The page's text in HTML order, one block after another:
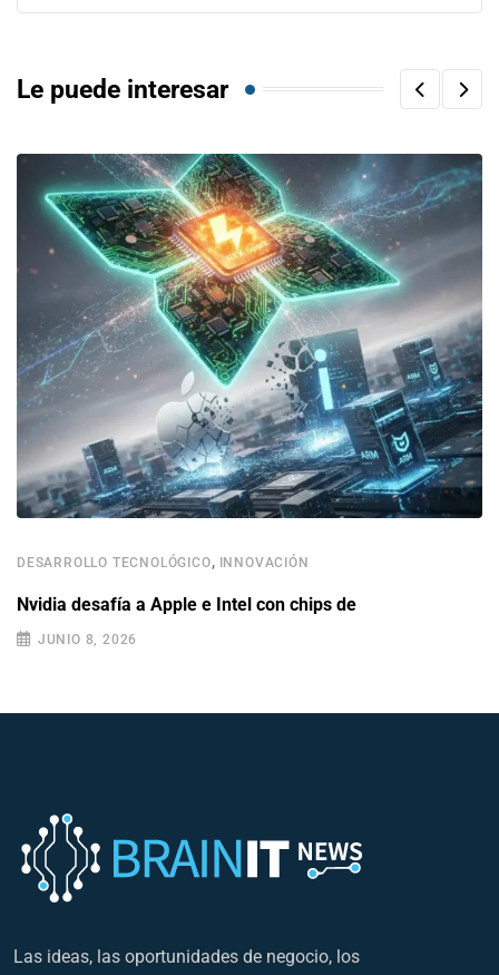
Le puede interesar
DESARROLLO TECNOLÓGICO, INNOVACIÓN
Nvidia desafía a Apple e Intel con chips de
JUNIO 8, 2026
Las ideas, las oportunidades de negocio, los